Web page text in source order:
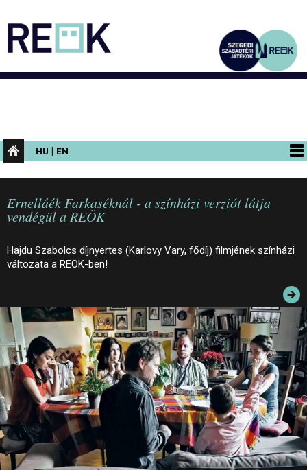
HU | EN
PROGRAMOK
KIÁLLÍTÁSOK
INFORMÁCIÓK
JEGYEK
ELÉRHETŐSÉG
PALOTASÉTÁK ÉS VEZETÉSEK
KÖZÉRDEKŰ ADATOK
Ernelláék Farkaséknál - a színházi verziót látja
vendégül a REÖK
Hajdu Szabolcs díjnyertes (Karlovy Vary, fődíj) filmjének színházi
változata a REÖK-ben!